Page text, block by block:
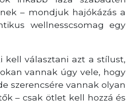
– mondjuk hajókázás a
wellnesscsomag egy
kell választani azt a stílust,
vannak úgy vele, hogy
szerencsére vannak olyan
– csak ötlet kell hozzá és